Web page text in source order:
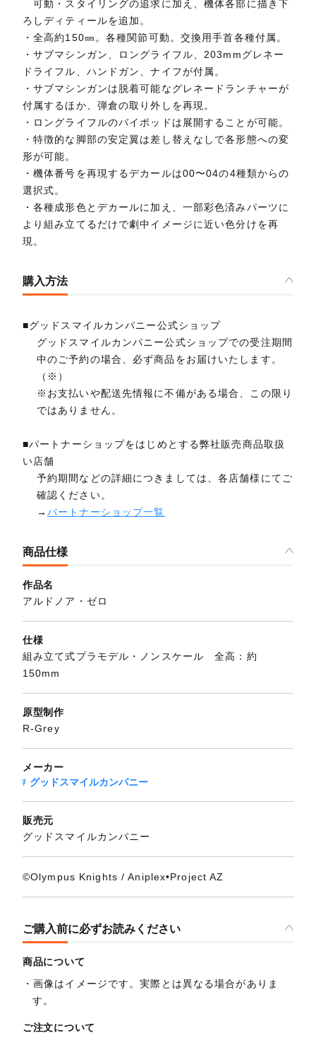
可動・スタイリングの追求に加え、機体各部に描き下
ろしディティールを追加。
・全高約150㎜。各種関節可動。交換用手首各種付属。
・サブマシンガン、ロングライフル、203mmグレネー
ドライフル、ハンドガン、ナイフが付属。
・サブマシンガンは脱着可能なグレネードランチャーが
付属するほか、弾倉の取り外しを再現。
・ロングライフルのバイポッドは展開することが可能。
・特徴的な脚部の安定翼は差し替えなしで各形態への変
形が可能。
・機体番号を再現するデカールは00〜04の4種類からの
選択式。
・各種成形色とデカールに加え、一部彩色済みパーツに
より組み立てるだけで劇中イメージに近い色分けを再
現。
購入方法
■グッドスマイルカンパニー公式ショップ
グッドスマイルカンパニー公式ショップでの受注期間
中のご予約の場合、必ず商品をお届けいたします。
（※）
※お支払いや配送先情報に不備がある場合、この限り
ではありません。
■パートナーショップをはじめとする弊社販売商品取扱
い店舗
予約期間などの詳細につきましては、各店舗様にてご
確認ください。
→パートナーショップ一覧
商品仕様
作品名
アルドノア・ゼロ
仕様
組み立て式プラモデル・ノンスケール 全高：約
150mm
原型制作
R-Grey
メーカー
グッドスマイルカンパニー
販売元
グッドスマイルカンパニー
©Olympus Knights / Aniplex•Project AZ
ご購入前に必ずお読みください
商品について
画像はイメージです。実際とは異なる場合がありま
す。
ご注文について